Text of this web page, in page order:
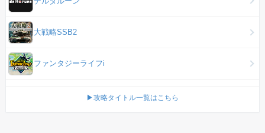
大戦略SSB2
ファンタジーライフi
▶攻略タイトル一覧はこちら